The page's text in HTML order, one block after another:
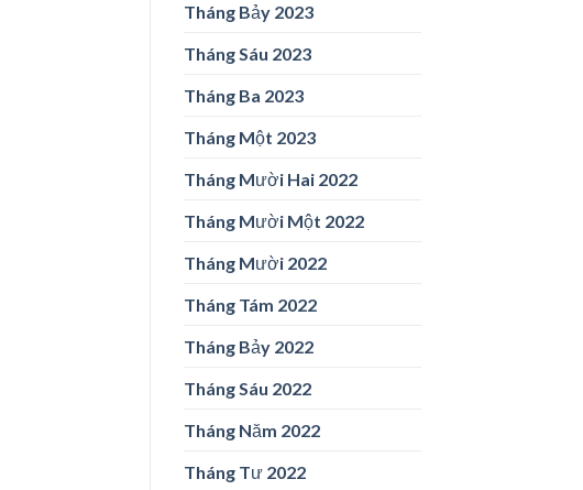
Tháng Bảy 2023
Tháng Sáu 2023
Tháng Ba 2023
Tháng Một 2023
Tháng Mười Hai 2022
Tháng Mười Một 2022
Tháng Mười 2022
Tháng Tám 2022
Tháng Bảy 2022
Tháng Sáu 2022
Tháng Năm 2022
Tháng Tư 2022